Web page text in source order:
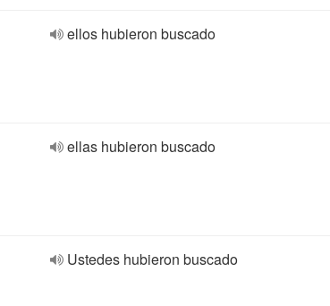
ellos hubieron buscado
ellas hubieron buscado
Ustedes hubieron buscado